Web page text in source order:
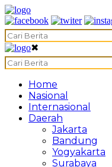
✖
Home
Nasional
Internasional
Daerah
Jakarta
Bandung
Yogyakarta
Surabaya